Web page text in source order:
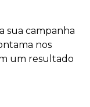
sua campanha
nos
um resultado